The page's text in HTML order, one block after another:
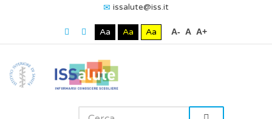
issalute@iss.it
Aa Aa Aa A- A A+